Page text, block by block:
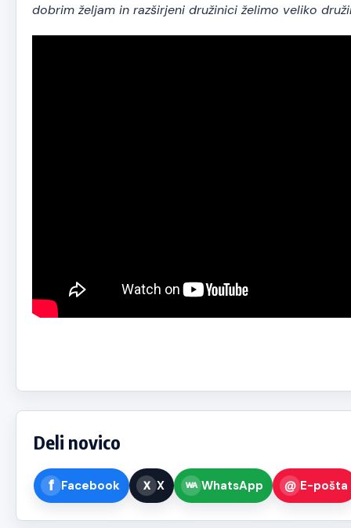
dobrim željam in razširjeni družinici želimo veliko
Deli novico
Facebook X WhatsApp E-pošta